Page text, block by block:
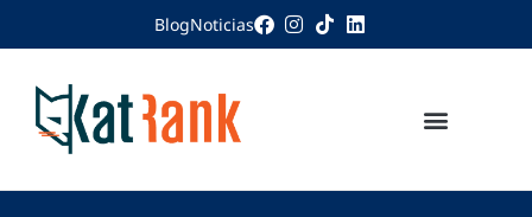
BlogNoticias